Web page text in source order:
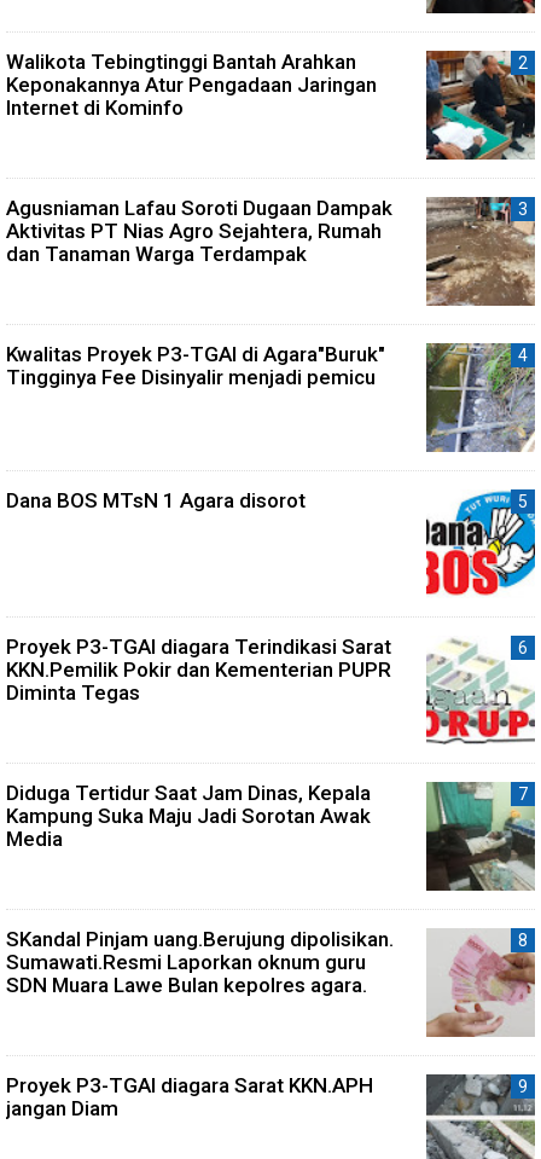
Walikota Tebingtinggi Bantah Arahkan
Keponakannya Atur Pengadaan Jaringan
Internet di Kominfo
Agusniaman Lafau Soroti Dugaan Dampak
Aktivitas PT Nias Agro Sejahtera, Rumah
dan Tanaman Warga Terdampak
Kwalitas Proyek P3-TGAI di Agara"Buruk"
Tingginya Fee Disinyalir menjadi pemicu
Dana BOS MTsN 1 Agara disorot
Proyek P3-TGAI diagara Terindikasi Sarat
KKN.Pemilik Pokir dan Kementerian PUPR
Diminta Tegas
Diduga Tertidur Saat Jam Dinas, Kepala
Kampung Suka Maju Jadi Sorotan Awak
Media
SKandal Pinjam uang.Berujung dipolisikan.
Sumawati.Resmi Laporkan oknum guru
SDN Muara Lawe Bulan kepolres agara.
Proyek P3-TGAI diagara Sarat KKN.APH
jangan Diam